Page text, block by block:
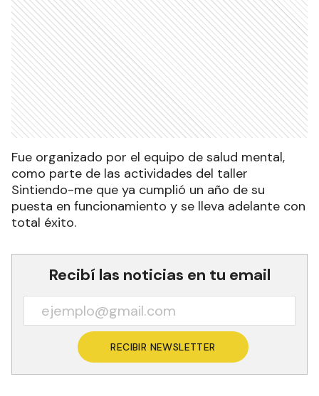
Fue organizado por el equipo de salud mental,
como parte de las actividades del taller
Sintiendo-me que ya cumplió un año de su
puesta en funcionamiento y se lleva adelante con
total éxito.
Recibí las noticias en tu email
RECIBIR NEWSLETTER